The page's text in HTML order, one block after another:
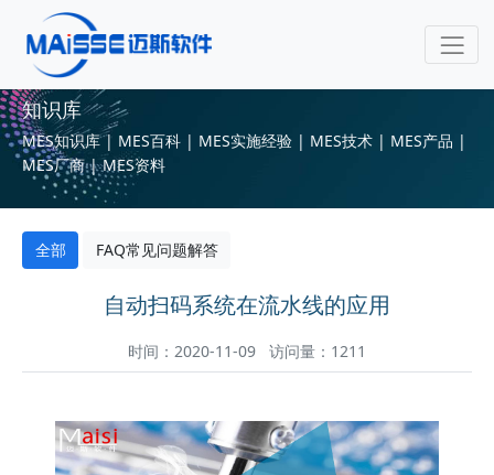
知识库
MES知识库 | MES百科 | MES实施经验 | MES技术 | MES产品 |
MES厂商 | MES资料
全部 FAQ常见问题解答
自动扫码系统在流水线的应用
时间：2020-11-09 访问量：1211